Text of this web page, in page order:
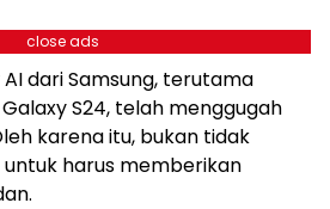
close ads
dari Samsung, terutama
S24, telah menggugah
karena itu, bukan tidak
harus memberikan